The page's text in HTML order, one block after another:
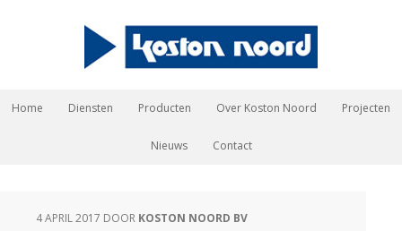
Home Diensten Producten Over Koston Noord Projecten
Nieuws Contact
4 APRIL 2017 DOOR KOSTON NOORD BV